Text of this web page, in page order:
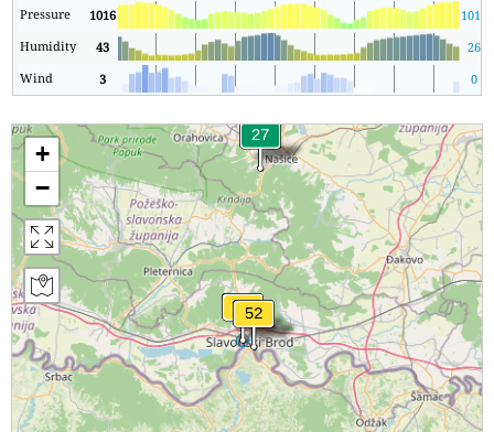
Pressure 1016 1013
Humidity
43
26
Wind
3 0
+
−